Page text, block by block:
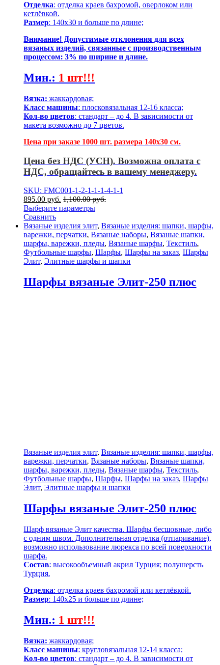
Отделка: отделка краев бахромой, оверлоком или
кетлёвкой.
Размер: 140х30 и больше по длине;
Внимание! Допустимые отклонения для всех
вязаных изделий, связанные с производственным
процессом: 3% по ширине и длине.
Мин.: 1 шт!!!
Вязка: жаккардовая;
Класс машины: плосковязальная 12-16 класса;
Кол-во цветов: стандарт – до 4. В зависимости от
макета возможно до 7 цветов.
Цена при заказе 1000 шт. размера 140х30 см.
Цена без НДС (УСН). Возможна оплата с
НДС, обращайтесь в вашему менеджеру.
SKU: FMC001-1-2-1-1-1-4-1-1
895.00 руб. 1,100.00руб.
Выберите параметры
Сравнить
Вязаные изделия элит, Вязаные изделия: шапки, шарфы,
варежки, перчатки, Вязаные наборы, Вязаные шапки,
шарфы, варежки, пледы, Вязаные шарфы, Текстиль,
Футбольные шарфы, Шарфы, Шарфы на заказ, Шарфы
Элит, Элитные шарфы и шапки
Шарфы вязаные Элит-250 плюс
Вязаные изделия элит, Вязаные изделия: шапки, шарфы,
варежки, перчатки, Вязаные наборы, Вязаные шапки,
шарфы, варежки, пледы, Вязаные шарфы, Текстиль,
Футбольные шарфы, Шарфы, Шарфы на заказ, Шарфы
Элит, Элитные шарфы и шапки
Шарфы вязаные Элит-250 плюс
Шарф вязаные Элит качества. Шарфы бесшовные, либо
с одним швом. Дополнительная отделка (отпаривание),
возможно использование люрекса по всей поверхности
шарфа.
Состав: высокообъемный акрил Турция; полушерсть
Турция.
Отделка: отделка краев бахромой или кетлёвкой.
Размер: 140х25 и больше по длине;
Мин.: 1 шт!!!
Вязка: жаккардовая;
Класс машины: кругловязальная 12-14 класса;
Кол-во цветов: стандарт – до 4. В зависимости от